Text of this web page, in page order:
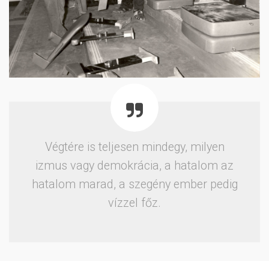
Végtére is teljesen mindegy, milyen
izmus vagy demokrácia, a hatalom az
hatalom marad, a szegény ember pedig
vízzel főz.